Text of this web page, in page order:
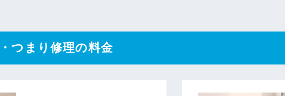
つまり修理の料金